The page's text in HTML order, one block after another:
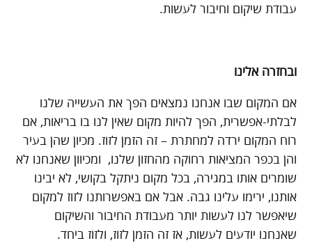
עבודת שיקום וחיבור לעשות.
ובחזרה אלינו
אם המקום שבו אנחנו נמצאים הפך את העשייה שלנו
לבלתי-אפשרית, הפך להיות מקום שאין לנו בו בריאות, אם
רוח המקום ירדה למחתרת – זה הזמן לזוז. מכיון שהן בעיר
והן בכפר המציאות רחוקה מהחזון שלנו, ומכיוון שאנחנו לא
שומרים אותו במגירה, בכל מקום ניתקל בקושי, לא יבינו
אותנו, ירימו עלינו גבה. אבל אם באפשרותנו לזוז למקום
שיאפשר לנו לעשות יותר מעבודת החיבור והשיקום
שאנחנו יודעים לעשות, אז זה הזמן לזוז, ולזוז ביחד.